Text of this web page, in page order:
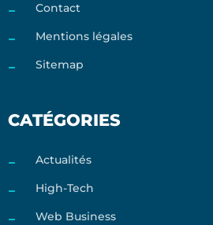
Contact
Mentions légales
Sitemap
CATÉGORIES
Actualités
High-Tech
Web Business